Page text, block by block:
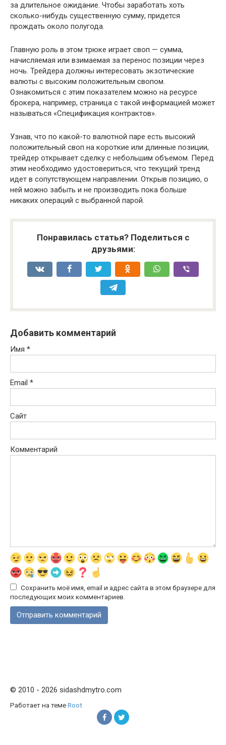
за длительное ожидание. Чтобы заработать хоть
сколько-нибудь существенную сумму, придется
прождать около полугода.
Главную роль в этом трюке играет своп — сумма,
начисляемая или взимаемая за перенос позиции через
ночь. Трейдера должны интересовать экзотические
валюты с высоким положительным свопом.
Ознакомиться с этим показателем можно на ресурсе
брокера, например, страница с такой информацией может
называться «Спецификация контрактов».
Узнав, что по какой-то валютной паре есть высокий
положительный своп на короткие или длинные позиции,
трейдер открывает сделку с небольшим объемом. Перед
этим необходимо удостовериться, что текущий тренд
идет в сопутствующем направлении. Открыв позицию, о
ней можно забыть и не производить пока больше
никаких операций с выбранной парой.
Понравилась статья? Поделиться с
друзьями:
Добавить комментарий
Имя *
Email *
Сайт
Комментарий
Сохранить моё имя, email и адрес сайта в этом браузере для
последующих моих комментариев.
© 2010 - 2026 sidashdmytro.com
Работает на темеRoot